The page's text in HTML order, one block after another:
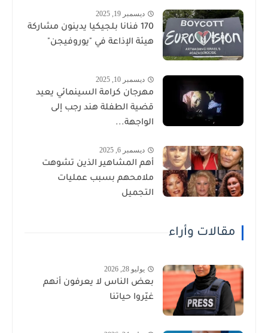
ديسمبر 19, 2025
170 فنانا بلجيكيا يدينون مشاركة
هيئة الإذاعة في "يوروفيجن"
ديسمبر 10, 2025
مهرجان كرامة السينمائي يعيد
قضية الطفلة هند رجب إلى
الواجهة...
ديسمبر 6, 2025
أهم المشاهير الذين تشوهت
ملامحهم بسبب عمليات
التجميل
مقالات وأراء
يوليو 28, 2026
بعض الناس لا يعرفون أنهم
غيّروا حياتنا